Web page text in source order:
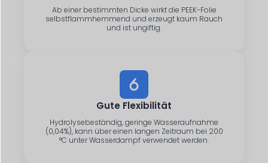
Ab einer bestimmten Dicke wirkt die PEEK-Folie
selbstflammhemmend und erzeugt kaum Rauch
und ist ungiftig.
Gute Flexibilität
Hydrolysebeständig, geringe Wasseraufnahme
(0,04%), kann über einen langen Zeitraum bei 200
°C unter Wasserdampf verwendet werden.